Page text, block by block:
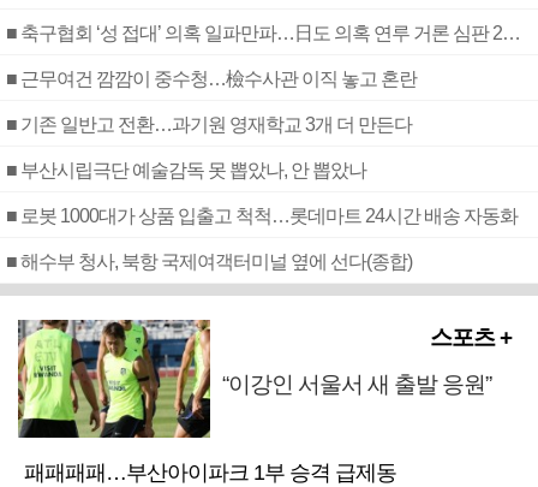
■ 축구협회 ‘성 접대’ 의혹 일파만파…日도 의혹 연루 거론 심판 2명 조사
■ 근무여건 깜깜이 중수청…檢수사관 이직 놓고 혼란
■ 기존 일반고 전환…과기원 영재학교 3개 더 만든다
■ 부산시립극단 예술감독 못 뽑았나, 안 뽑았나
■ 로봇 1000대가 상품 입출고 척척…롯데마트 24시간 배송 자동화
■ 해수부 청사, 북항 국제여객터미널 옆에 선다(종합)
스포츠 +
“이강인 서울서 새 출발 응원”
패패패패…부산아이파크 1부 승격 급제동